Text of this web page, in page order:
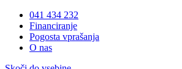
041 434 232
Financiranje
Pogosta vprašanja
O nas